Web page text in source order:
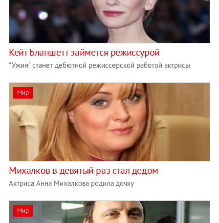
Кейт Бланшетт займется режиссурой
"Ужин" станет дебютной режиссерской работой актрисы
Мир
Михалков в девятый раз стал дедом
Актриса Анна Михалкова родила дочку
Мир